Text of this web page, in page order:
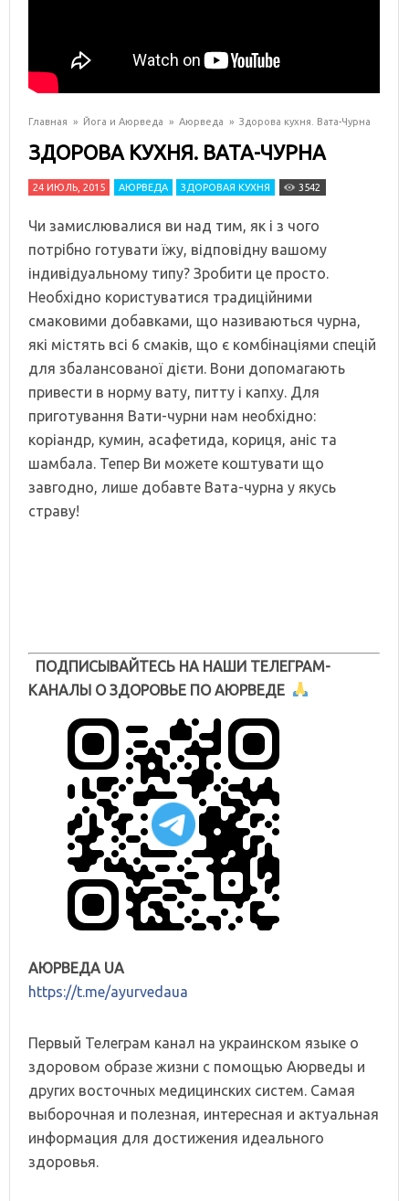
Главная » Йога и Аюрведа » Аюрведа » Здорова кухня. Вата-Чурна
ЗДОРОВА КУХНЯ. ВАТА-ЧУРНА
24 ИЮЛЬ, 2015 АЮРВЕДА ЗДОРОВАЯ КУХНЯ 3542
Чи замислювалися ви над тим, як і з чого
потрібно готувати їжу, відповідну вашому
індивідуальному типу? Зробити це просто.
Необхідно користуватися традиційними
смаковими добавками, що називаються чурна
які містять всі 6 смаків , що є комбінаціями спецій
для збалансованої дієти Вони допомагають
привести в норму вату, питту і капху . Для
приготування Вати-чурни нам необхідно:
коріандр, кумин, асафетида, кориця, аніс та
шамбала. Тепер Ви можете коштувати що
завгодно, лише добавте Вата-чурна у якусь
страву!
ПОДПИСЫВАЙТЕСЬ НА НАШИ ТЕЛЕГРАМ-
КАНАЛЫ О ЗДОРОВЬЕ ПО АЮРВЕДЕ
АЮРВЕДА UA
https://t.me/ayurvedaua
Первый Телеграм канал на украинском языке о
здоровом образе жизни с помощью Аюрведы и
других восточных медицинских систем. Самая
выборочная и полезная, интересная и актуальная
информация для достижения идеального
здоровья.